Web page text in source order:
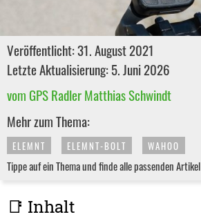
Veröffentlicht: 31. August 2021
Letzte Aktualisierung: 5. Juni 2026
vom GPS Radler Matthias Schwindt
Mehr zum Thema:
ELEMNT ELEMNT-BOLT WAHOO
Tippe auf ein Thema und finde alle passenden Artikel
📑 Inhalt